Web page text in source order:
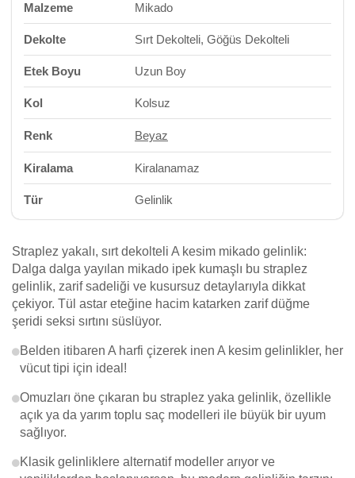
Malzeme Mikado
Dekolte Sırt Dekolteli, Göğüs Dekolteli
Etek Boyu Uzun Boy
Kol Kolsuz
Renk Beyaz
Kiralama Kiralanamaz
Tür Gelinlik
Straplez yakalı, sırt dekolteli A kesim mikado gelinlik:
Dalga dalga yayılan mikado ipek kumaşlı bu straplez
gelinlik, zarif sadeliği ve kusursuz detaylarıyla dikkat
çekiyor. Tül astar eteğine hacim katarken zarif düğme
şeridi seksi sırtını süslüyor.
Belden itibaren A harfi çizerek inen A kesim gelinlikler, her
vücut tipi için ideal!
Omuzları öne çıkaran bu straplez yaka gelinlik, özellikle
açık ya da yarım toplu saç modelleri ile büyük bir uyum
sağlıyor.
Klasik gelinliklere alternatif modeller arıyor ve